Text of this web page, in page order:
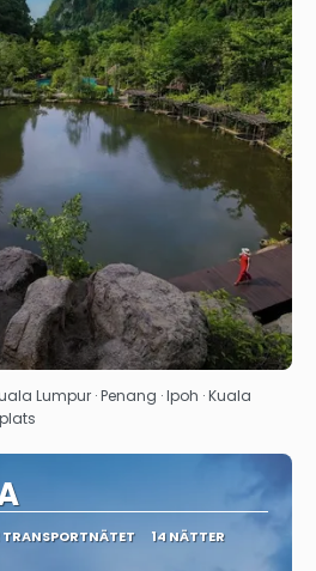
Se
Lumpur · Penang · Ipoh · Kuala
TRANSPORTNÄTET 14 NÄTTER